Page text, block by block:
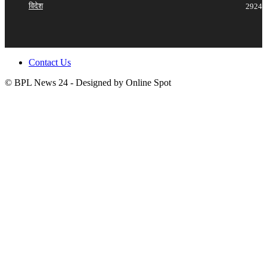
विदेश
2924
Contact Us
© BPL News 24 - Designed by Online Spot